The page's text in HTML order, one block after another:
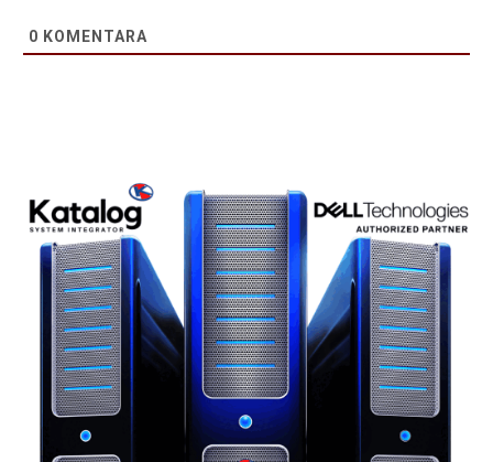
0 KOMENTARA